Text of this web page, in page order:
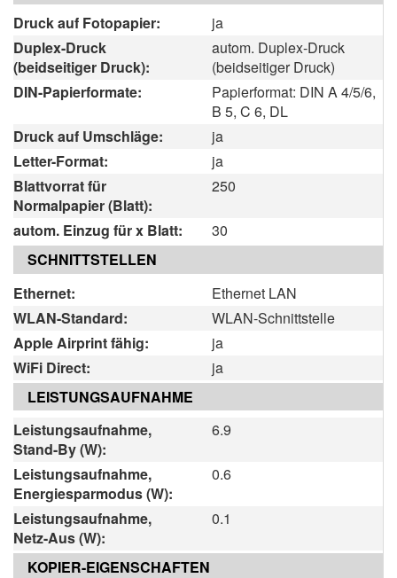
Druck auf Fotopapier:
ja
Duplex-Druck
(beidseitiger Druck):
autom. Duplex-Druck
(beidseitiger Druck)
DIN-Papierformate:
Papierformat: DIN A 4/5/6,
B 5, C 6, DL
Druck auf Umschläge:
ja
Letter-Format:
ja
Blattvorrat für
Normalpapier (Blatt):
250
autom. Einzug für x Blatt:
30
SCHNITTSTELLEN
Ethernet:
Ethernet LAN
WLAN-Standard:
WLAN-Schnittstelle
Apple Airprint fähig:
ja
WiFi Direct:
ja
LEISTUNGSAUFNAHME
Leistungsaufnahme,
Stand-By (W):
6.9
Leistungsaufnahme,
Energiesparmodus (W):
0.6
Leistungsaufnahme,
Netz-Aus (W):
0.1
KOPIER-EIGENSCHAFTEN